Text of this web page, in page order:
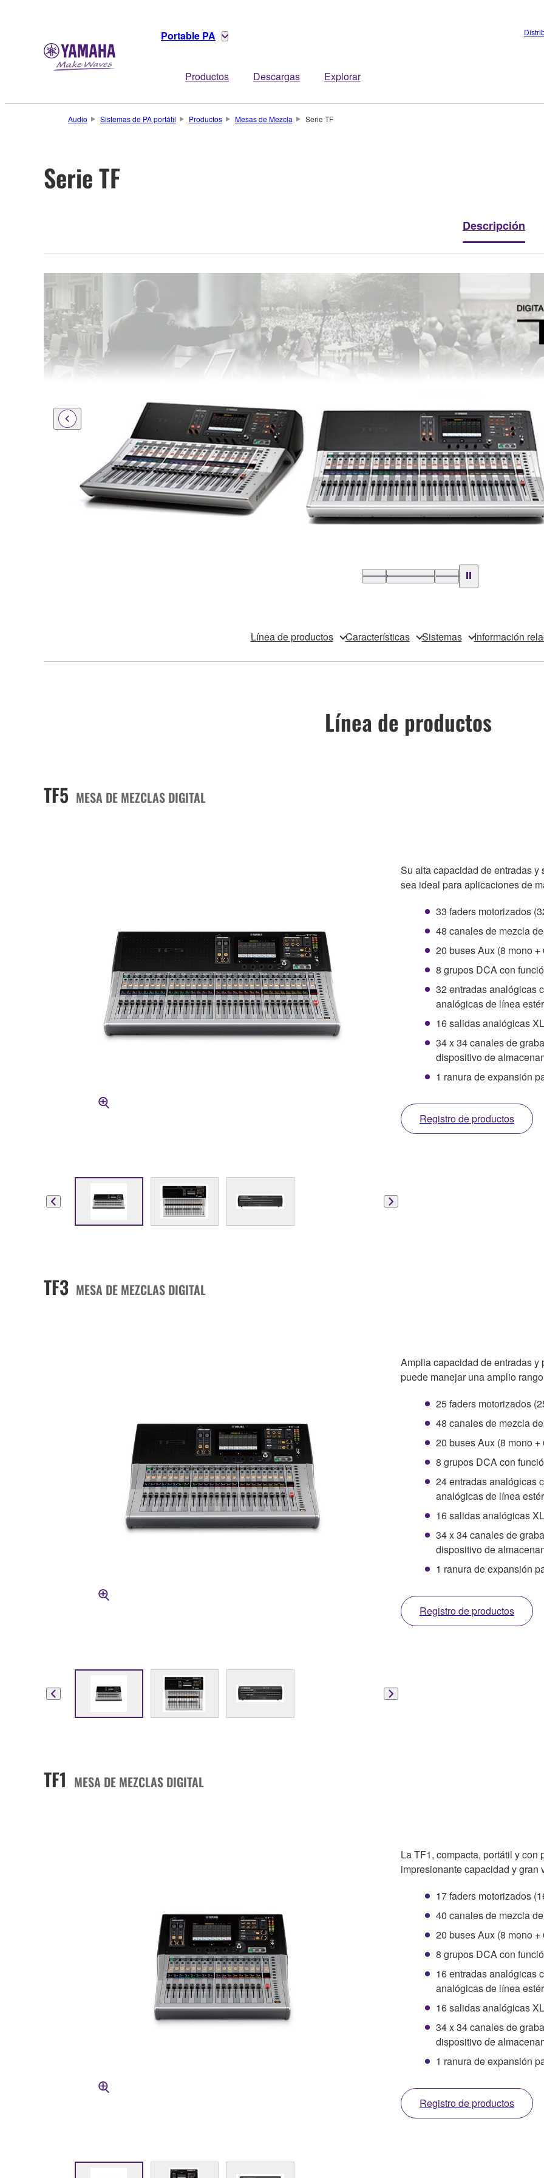
Portable PA
Productos Descargas Explorar
Audio Sistemas de PA portátil Productos Mesas de Mezcla Serie TF
Serie TF
Descripción
Línea de productos Características Sistemas Información
Línea de productos
TF5 MESA DE MEZCLAS DIGITAL
Su alta capacidad de entradas y
sea ideal para aplicaciones de
33 faders motorizados
48 canales de mezcla
20 buses Aux (8 mono
8 grupos DCA con
32 entradas analógicas
analógicas de línea
16 salidas analógicas
34 x 34 canales de
dispositivo de
1 ranura de expansión
Registro de productos
TF3 MESA DE MEZCLAS DIGITAL
Amplia capacidad de entradas
puede manejar una amplio
25 faders motorizados
48 canales de mezcla
20 buses Aux (8 mono
8 grupos DCA con
24 entradas analógicas
analógicas de línea
16 salidas analógicas
34 x 34 canales de
dispositivo de
1 ranura de expansión
Registro de productos
TF1 MESA DE MEZCLAS DIGITAL
La TF1, compacta, portátil y
impresionante capacidad y gran
17 faders motorizados
40 canales de mezcla
20 buses Aux (8 mono
8 grupos DCA con
16 entradas analógicas
analógicas de línea
16 salidas analógicas
34 x 34 canales de
dispositivo de
1 ranura de expansión
Registro de productos